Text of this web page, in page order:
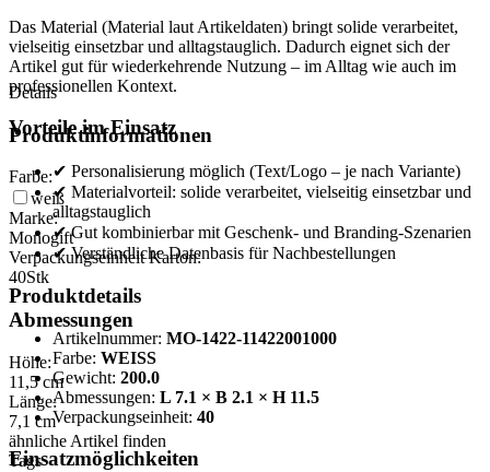
Das Material (Material laut Artikeldaten) bringt solide verarbeitet,
vielseitig einsetzbar und alltagstauglich. Dadurch eignet sich der
Artikel gut für wiederkehrende Nutzung – im Alltag wie auch im
professionellen Kontext.
Vorteile im Einsatz
✔ Personalisierung möglich (Text/Logo – je nach Variante)
✔ Materialvorteil: solide verarbeitet, vielseitig einsetzbar und
alltagstauglich
✔ Gut kombinierbar mit Geschenk- und Branding-Szenarien
✔ Verständliche Datenbasis für Nachbestellungen
Produktdetails
Artikelnummer: MO-1422-11422001000
Farbe: WEISS
Gewicht: 200.0
Abmessungen: L 7.1 × B 2.1 × H 11.5
Verpackungseinheit: 40
Einsatzmöglichkeiten
Details
Produktinformationen
Farbe:
weiß
Marke:
Monogift
Verpackungseinheit Karton:
40Stk
Abmessungen
Höhe:
11,5cm
Länge:
7,1 cm
ähnliche Artikel finden
Tags